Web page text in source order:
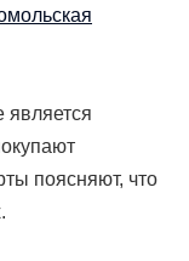
является
поясняют, что